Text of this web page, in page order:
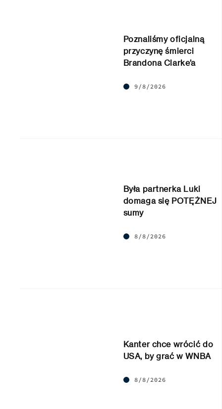
Poznaliśmy oficjalną
przyczynę śmierci
Brandona Clarke’a
9/8/2026
Była partnerka Luki
domaga się POTĘŻNEJ
sumy
8/8/2026
Kanter chce wrócić do
USA, by grać w WNBA
8/8/2026